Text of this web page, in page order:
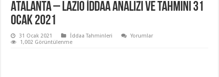
Atalanta – Lazio İddaa Analizi ve Tahmini 31
Ocak 2021
31 Ocak 2021 İddaa Tahminleri
Yorumlar
1,002 Görüntülenme